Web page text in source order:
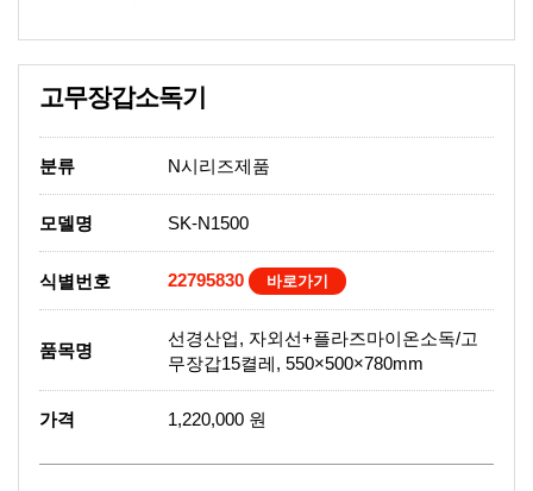
고무장갑소독기
분류 N시리즈제품
모델명 SK-N1500
식별번호 22795830 바로가기
품목명
선경산업, 자외선+플라즈마이온소독/고
무장갑15켤레, 550×500×780mm
가격 1,220,000 원